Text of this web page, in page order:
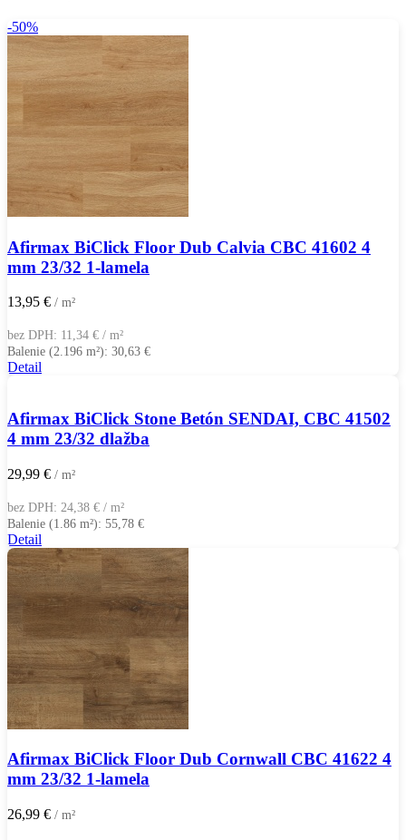
-50%
Afirmax BiClick Floor Dub Calvia CBC 41602 4
mm 23/32 1-lamela
13,95 € / m²
bez DPH: 11,34 € / m²
Balenie (2.196 m²): 30,63 €
Detail
Afirmax BiClick Stone Betón SENDAI, CBC 41502
4 mm 23/32 dlažba
29,99 € / m²
bez DPH: 24,38 € / m²
Balenie (1.86 m²): 55,78 €
Detail
Afirmax BiClick Floor Dub Cornwall CBC 41622 4
mm 23/32 1-lamela
26,99 € / m²